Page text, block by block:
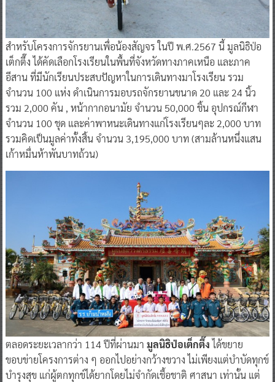
สำหรับโครงการจักรยานเพื่อน้องสัญจร ในปี พ.ศ.2567 นี้ มูลนิธิป่อ
เต็กตึ๊ง ได้คัดเลือกโรงเรียนในพื้นที่จังหวัดทางภาคเหนือ และภาค
อีสาน ที่มีนักเรียนประสบปัญหาในการเดินทางมาโรงเรียน รวม
จำนวน 100 แห่ง ดำเนินการมอบรถจักรยานขนาด 20 และ 24 นิ้ว
รวม 2,000 คัน , หน้ากากอนามัย จำนวน 50,000 ชิ้น อุปกรณ์กีฬา
จำนวน 100 ชุด และค่าพาหนะเดินทางแก่โรงเรียนๆละ 2,000 บาท
รวมคิดเป็นมูลค่าทั้งสิ้น จำนวน 3,195,000 บาท (สามล้านหนึ่งแสน
เก้าหมื่นห้าพันบาทถ้วน)
ตลอดระยะเวลากว่า 114 ปีที่ผ่านมา มูลนิธิป่อเต็กตึ๊งได้ขยาย
ขอบข่ายโครงการต่าง ๆ ออกไปอย่างกว้างขวาง ไม่เพียงแต่บำบัดทุกข์
บำรุงสุข แก่ผู้ตกทุกข์ได้ยากโดยไม่จำกัดเชื้อชาติ ศาสนา เท่านั้น แต่